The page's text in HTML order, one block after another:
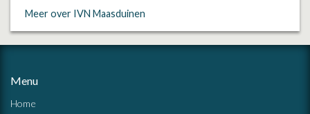
Meer over IVN Maasduinen
Menu
Home